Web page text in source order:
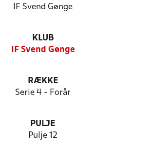
IF Svend Gønge
KLUB
IF Svend Gønge
RÆKKE
Serie 4 - Forår
PULJE
Pulje 12